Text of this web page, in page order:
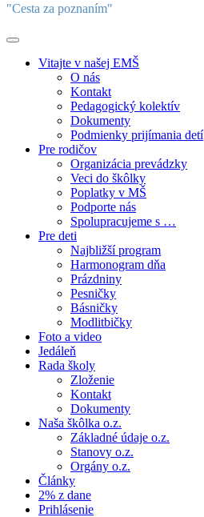
"Cesta za poznaním"
Vitajte v našej EMŠ
O nás
Kontakt
Pedagogický kolektív
Dokumenty
Podmienky prijímania detí
Pre rodičov
Organizácia prevádzky
Veci do škôlky
Poplatky v MŠ
Podporte nás
Spolupracujeme s …
Pre deti
Najbližší program
Harmonogram dňa
Prázdniny
Pesničky
Básničky
Modlitbičky
Foto a video
Jedáleň
Rada školy
Zloženie
Kontakt
Dokumenty
Naša škôlka o.z.
Základné údaje o.z.
Stanovy o.z.
Orgány o.z.
Články
2% z dane
Prihlásenie